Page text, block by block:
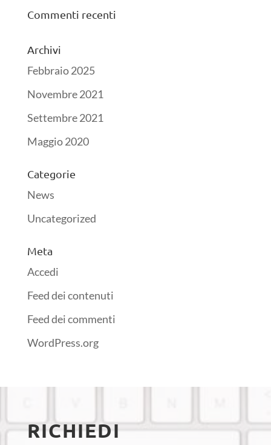
Commenti recenti
Archivi
Febbraio 2025
Novembre 2021
Settembre 2021
Maggio 2020
Categorie
News
Uncategorized
Meta
Accedi
Feed dei contenuti
Feed dei commenti
WordPress.org
RICHIEDI